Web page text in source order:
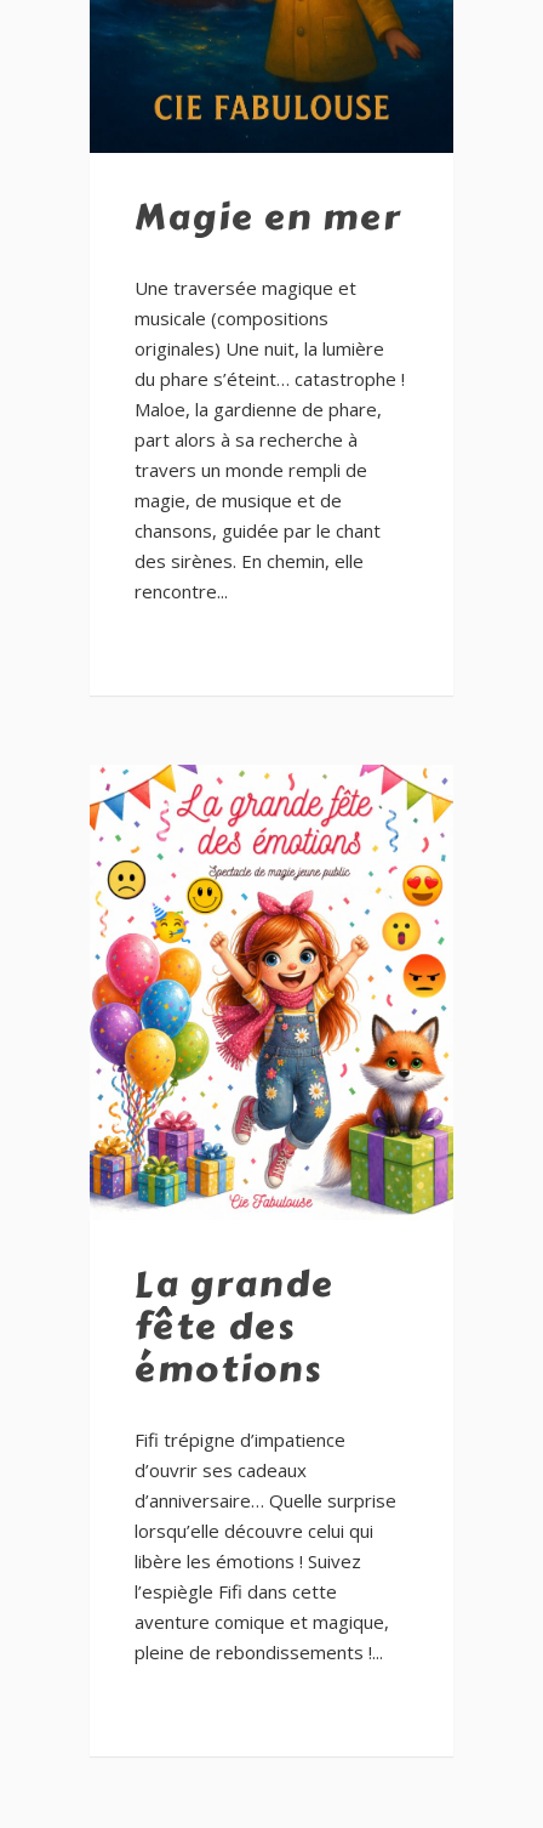
Magie en mer
Une traversée magique et
musicale (compositions
originales) Une nuit, la lumière
du phare s’éteint… catastrophe !
Maloe, la gardienne de phare,
part alors à sa recherche à
travers un monde rempli de
magie, de musique et de
chansons, guidée par le chant
des sirènes. En chemin, elle
rencontre...
La grande
fête des
émotions
Fifi trépigne d’impatience
d’ouvrir ses cadeaux
d’anniversaire… Quelle surprise
lorsqu’elle découvre celui qui
libère les émotions ! Suivez
l’espiègle Fifi dans cette
aventure comique et magique,
pleine de rebondissements !...